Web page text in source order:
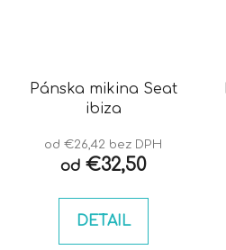
Pánska mikina Seat
ibiza
od €26,42 bez DPH
od€32,50
DETAIL